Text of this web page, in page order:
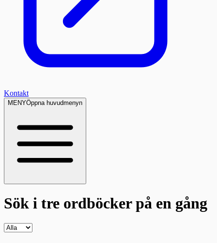
Kontakt
MENYÖppna huvudmenyn
Sök i tre ordböckerpå en gång